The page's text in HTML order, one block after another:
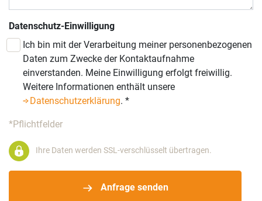
Datenschutz-Einwilligung
Ich bin mit der Verarbeitung meiner personenbezogenen
Daten zum Zwecke der Kontaktaufnahme
einverstanden. Meine Einwilligung erfolgt freiwillig.
Weitere Informationen enthält unsere
Datenschutzerklärung. *
*Pflichtfelder
Anfrage senden
Ihre Daten werden SSL-verschlüsselt übertragen.